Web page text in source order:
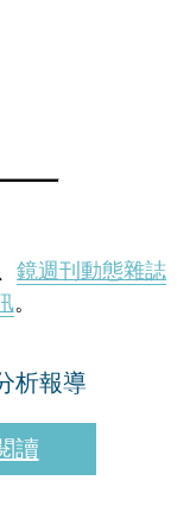
鏡週刊動態雜誌
。
析報導
讀